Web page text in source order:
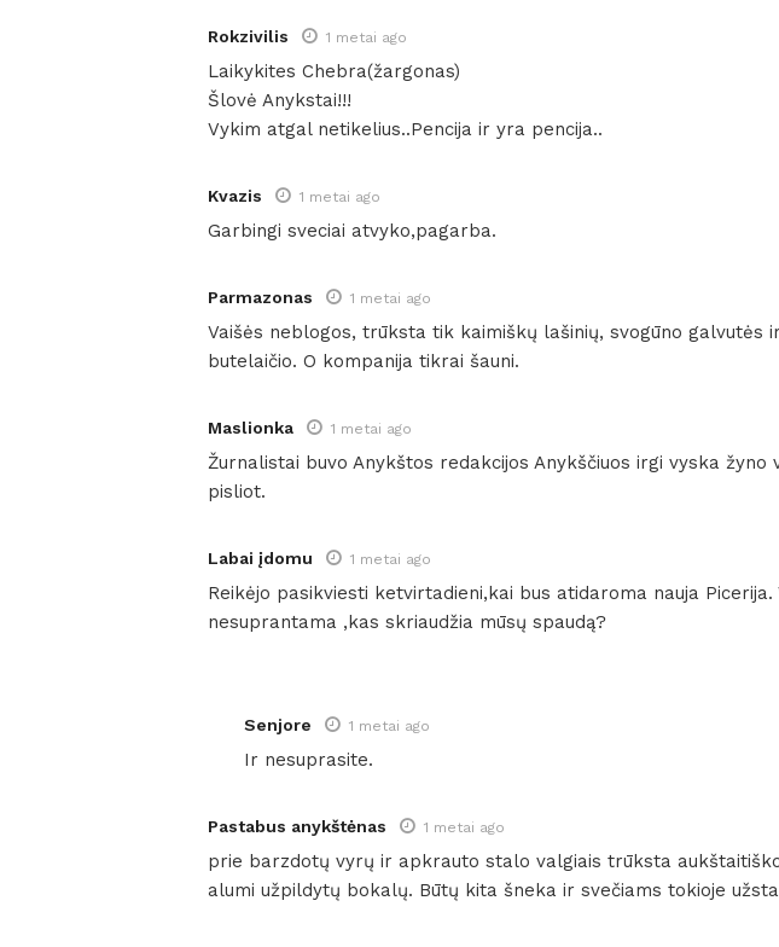
Rokzivilis 1 metai ago
Laikykites Chebra(žargonas)
Šlovė Anykstai!!!
Vykim atgal netikelius..Pencija ir yra pencija..
Kvazis 1 metai ago
Garbingi sveciai atvyko,pagarba.
Parmazonas 1 metai ago
Vaišės neblogos, trūksta tik kaimiškų lašinių, svogūno galvutės
butelaičio. O kompanija tikrai šauni.
Maslionka 1 metai ago
Žurnalistai buvo Anykštos redakcijos Anykščiuos irgi vyska
pisliot.
Labai įdomu 1 metai ago
Reikėjo pasikviesti ketvirtadieni,kai bus atidaroma nauja
nesuprantama ,kas skriaudžia mūsų spaudą?
Senjore 1 metai ago
Ir nesuprasite.
Pastabus anykštėnas 1 metai ago
prie barzdotų vyrų ir apkrauto stalo valgiais trūksta
alumi užpildytų bokalų. Būtų kita šneka ir svečiams tokioje